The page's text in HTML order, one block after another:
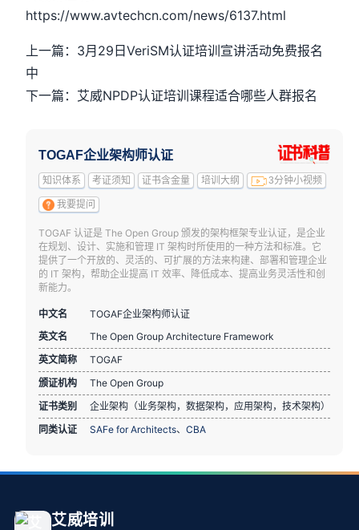
https://www.avtechcn.com/news/6137.html
上一篇：3月29日VeriSM认证培训宣讲活动免费报名
中
下一篇：艾威NPDP认证培训课程适合哪些人群报名
TOGAF企业架构师认证
知识体系 考证须知 证书含金量 培训大纲 3分钟小视频
我要提问
TOGAF 认证是 The Open Group 颁发的架构框架专业认证，是企业
在规划、设计、实施和管理 IT 架构时所使用的一种方法和标准。它
提供了一个开放的、灵活的、可扩展的方法来构建、部署和管理企业
的 IT 架构，帮助企业提高 IT 效率、降低成本、提高业务灵活性和创
新能力。
中文名
TOGAF企业架构师认证
英文名
The Open Group Architecture Framework
英文简称
TOGAF
颁证机构
The Open Group
证书类别
企业架构（业务架构，数据架构，应用架构，技术架构）
同类认证
SAFe for Architects、CBA
艾威培训